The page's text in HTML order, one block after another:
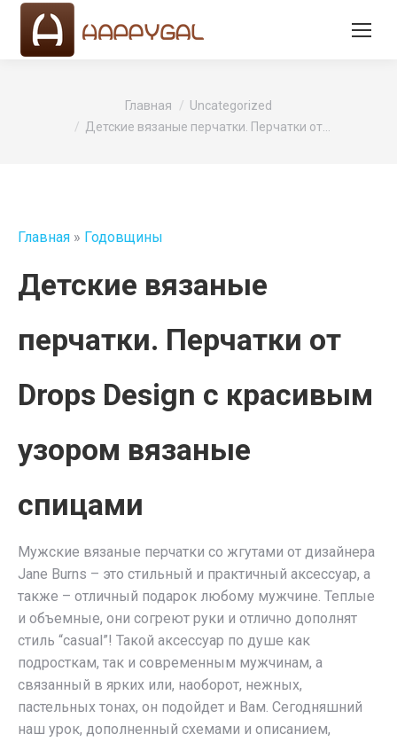
Главная
Uncategorized
Детские вязаные перчатки. Перчатки от…
Главная » Годовщины
Детские вязаные
перчатки. Перчатки от
Drops Design с красивым
узором вязаные
спицами
Мужские вязаные перчатки со жгутами от дизайнера
Jane Burns – это стильный и практичный аксессуар, а
также – отличный подарок любому мужчине. Теплые
и объемные, они согреют руки и отлично дополнят
стиль “сasual”! Такой аксессуар по душе как
подросткам, так и современным мужчинам, а
связанный в ярких или, наоборот, нежных,
пастельных тонах, он подойдет и Вам. Сегодняшний
наш урок, дополненный схемами и описанием,